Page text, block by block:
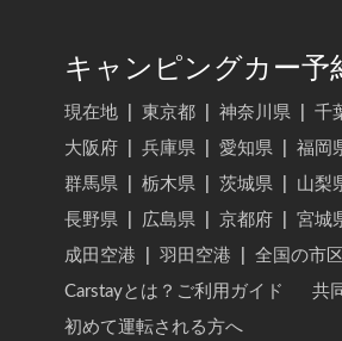
キャンピングカー予
現在地 東京都 神奈川県 千
大阪府
兵庫県 愛知県 福岡
群馬県
栃木県 茨城県 山梨
長野県
広島県 京都府 宮城
成田空港
羽田空港
全国の市
Carstayとは？ご利用ガイド
共
初めて運転される方へ